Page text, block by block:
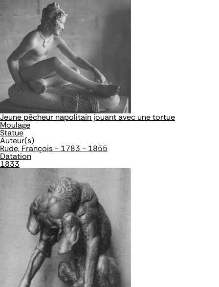
Jeune pêcheur napolitain jouant avec une tortue
Moulage
Statue
Auteur(s)
Rude, François - 1783 - 1855
Datation
1833